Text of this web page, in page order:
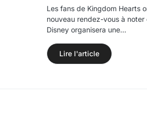
Les fans de Kingdom Hearts
nouveau rendez-vous à noter
Disney organisera une…
Lire l'article